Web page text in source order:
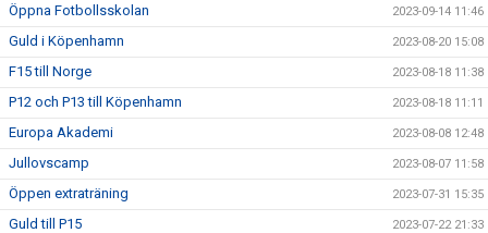
Öppna Fotbollsskolan 2023-09-14 11:46
Guld i Köpenhamn 2023-08-20 15:08
F15 till Norge 2023-08-18 11:38
P12 och P13 till Köpenhamn 2023-08-18 11:11
Europa Akademi 2023-08-08 12:48
Jullovscamp 2023-08-07 11:58
Öppen extraträning 2023-07-31 15:35
Guld till P15 2023-07-22 21:33